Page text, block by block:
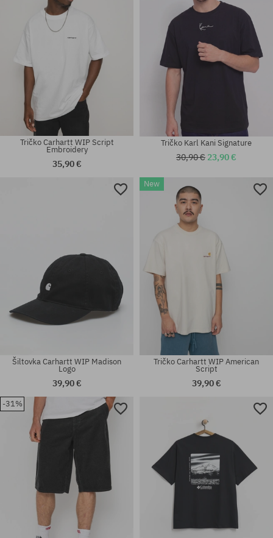
Dostupné veľkosti:
Dostupné veľkosti:
S; M; L; XL; XXL
Tričko Carhartt WIP Script
Embroidery
35,90 €
Tričko Karl Kani Signature
30,90 € 23,90 €
Šiltovka Carhartt WIP Madison
Logo
39,90 €
New
Tričko Carhartt WIP American
Script
39,90 €
-31%